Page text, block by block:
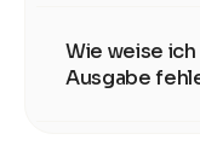
Wie weise
Ausgabe